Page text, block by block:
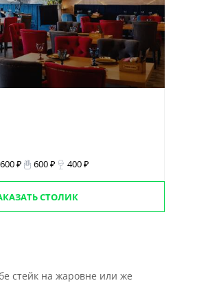
600 ₽ 600 ₽ 400 ₽
СТОЛИК
стейк на жаровне или же